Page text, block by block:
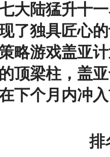
大陆猛升十
了独具匠心
略游戏盖亚
顶梁柱，盖
下个月内冲
排